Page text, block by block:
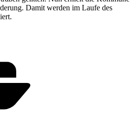
Damit werden im Laufe des